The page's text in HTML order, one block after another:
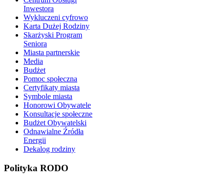
Inwestora
Wykluczeni cyfrowo
Karta Dużej Rodziny
Skarżyski Program
Seniora
Miasta partnerskie
Media
Budżet
Pomoc społeczna
Certyfikaty miasta
Symbole miasta
Honorowi Obywatele
Konsultacje społeczne
Budżet Obywatelski
Odnawialne Źródła
Energii
Dekalog rodziny
Polityka RODO